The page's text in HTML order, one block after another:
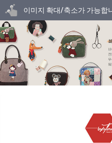
이미지 확대/축소가 가능합